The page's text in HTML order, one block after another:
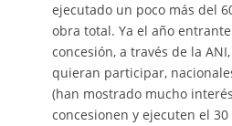
ejecutado un poco más del
obra total. Ya el año
concesión, a través de la
quieran participar,
(han mostrado mucho
concesionen y ejecuten el